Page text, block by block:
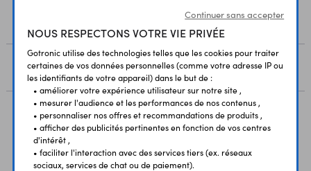
RESSOURCES
AVIS
Produits liés à cet article
Continuer sans accepter
NOUS RESPECTONS VOTRE VIE PRIVÉE
Gotronic utilise des technologies telles que les cookies pour traiter
certaines de vos données personnelles (comme votre adresse IP ou
les identifiants de votre appareil) dans le but de :
• améliorer votre expérience utilisateur sur notre site ,
• mesurer l'audience et les performances de nos contenus ,
• personnaliser nos offres et recommandations de produits ,
• afficher des publicités pertinentes en fonction de vos centres
d'intérêt ,
• faciliter l'interaction avec des services tiers (ex. réseaux
sociaux, services de chat ou de paiement).